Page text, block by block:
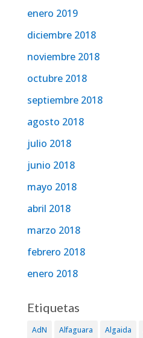
enero 2019
diciembre 2018
noviembre 2018
octubre 2018
septiembre 2018
agosto 2018
julio 2018
junio 2018
mayo 2018
abril 2018
marzo 2018
febrero 2018
enero 2018
Etiquetas
AdN Alfaguara Algaida